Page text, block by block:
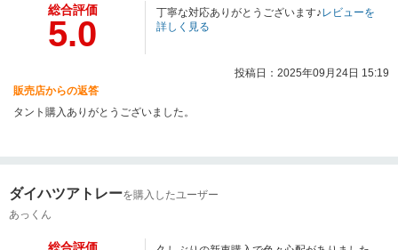
総合評価
5.0
丁寧な対応ありがとうございます♪レビューを
詳しく見る
投稿日：2025年09月24日 15:19
販売店からの返答
タント購入ありがとうございました。
ダイハツアトレーを購入したユーザー
あっくん